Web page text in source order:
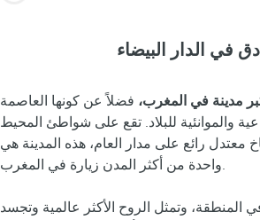
في الدار البيضاء
مدينة في المغرب، فضلاً عن كونها العاصمة
والموانئية للبلاد. تقع على شواطئ المحيط
معتدل رائع على مدار العام، هذه المدينة هي
واحدة من أكثر المدن زيارة في المغرب.
في المنطقة، وتمثل الروح الأكثر عالمية وتجسد